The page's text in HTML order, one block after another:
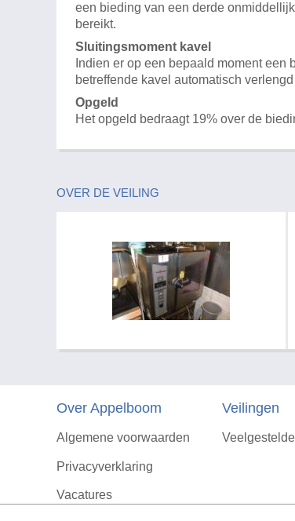
een bieding van een derde
bereikt.
Sluitingsmoment kavel
Indien er op een bepaald moment
betreffende kavel automatisch
Opgeld
Het opgeld bedraagt 19% over de
OVER DE VEILING
Over Appelboom
Algemene voorwaarden
Privacyverklaring
Vacatures
Veilingen